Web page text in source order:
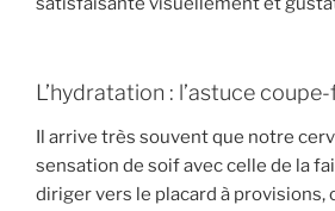
L’hydratation : l’astuce
Il arrive très souvent que notre
sensation de soif avec celle de la
diriger vers le placard à provisions,